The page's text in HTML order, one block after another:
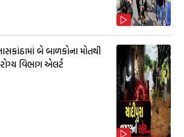
બે બાળકોના મોતથી
વિભાગ એલર્ટ